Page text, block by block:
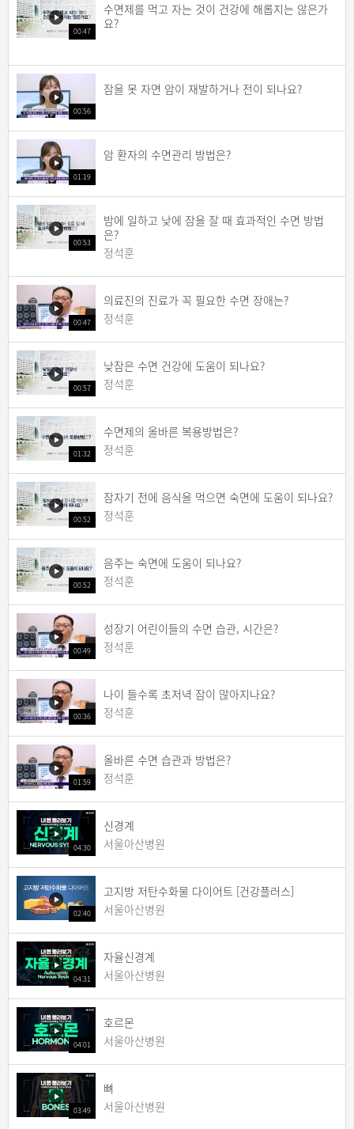
00:47
수면제를 먹고 자는 것이 건강에 해롭지는 않은가
요?
00:56
잠을 못 자면 암이 재발하거나 전이 되나요?
01:19
암 환자의 수면관리 방법은?
00:53
밤에 일하고 낮에 잠을 잘 때 효과적인 수면 방법
은?
정석훈
00:47
의료진의 진료가 꼭 필요한 수면 장애는?
정석훈
00:57
낮잠은 수면 건강에 도움이 되나요?
정석훈
01:32
수면제의 올바른 복용방법은?
정석훈
00:52
잠자기 전에 음식을 먹으면 숙면에 도움이 되나요?
정석훈
00:52
음주는 숙면에 도움이 되나요?
정석훈
00:49
성장기 어린이들의 수면 습관, 시간은?
정석훈
00:36
나이 들수록 초저녁 잠이 많아지나요?
정석훈
01:59
올바른 수면 습관과 방법은?
정석훈
04:30
신경계
서울아산병원
02:40
고지방 저탄수화물 다이어트 [건강플러스]
서울아산병원
04:31
자율신경계
서울아산병원
04:01
호르몬
서울아산병원
03:49
뼈
서울아산병원